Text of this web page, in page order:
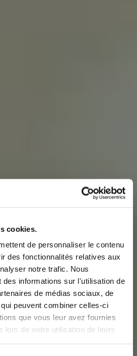
cookies.
de personnaliser le contenu
des fonctionnalités relatives aux
notre trafic. Nous
des informations sur l'utilisation de
de médias sociaux, de
peuvent combiner celles-ci
que vous leur avez fournies
lors de votre utilisation de leurs